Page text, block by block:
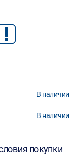
В наличии
В наличии
покупки